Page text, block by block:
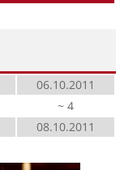
06.10.2011
~ 4
08.10.2011